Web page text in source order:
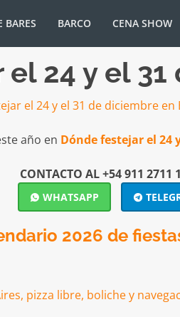
BARES BARCO CENA SHOW
24 y el
año en Dónde festejar el 24
CONTACTO AL +54 911 2711
WHATSAPP
2026 de